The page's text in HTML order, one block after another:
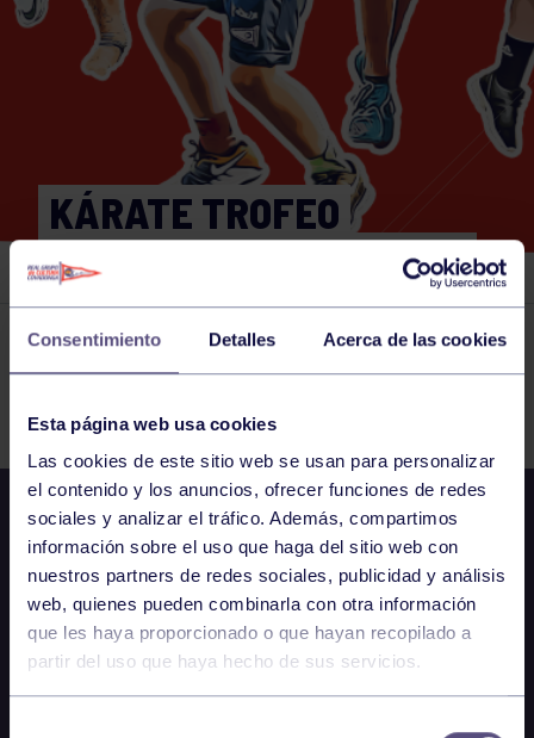
Consentimiento Detalles Acerca de las cookies
Esta página web usa cookies
Las cookies de este sitio web se usan para personalizar
el contenido y los anuncios, ofrecer funciones de redes
sociales y analizar el tráfico. Además, compartimos
información sobre el uso que haga del sitio web con
nuestros partners de redes sociales, publicidad y análisis
web, quienes pueden combinarla con otra información
que les haya proporcionado o que hayan recopilado a
partir del uso que haya hecho de sus servicios.
KÁRATE TROFEO
PRINCESA DE ASTURIAS